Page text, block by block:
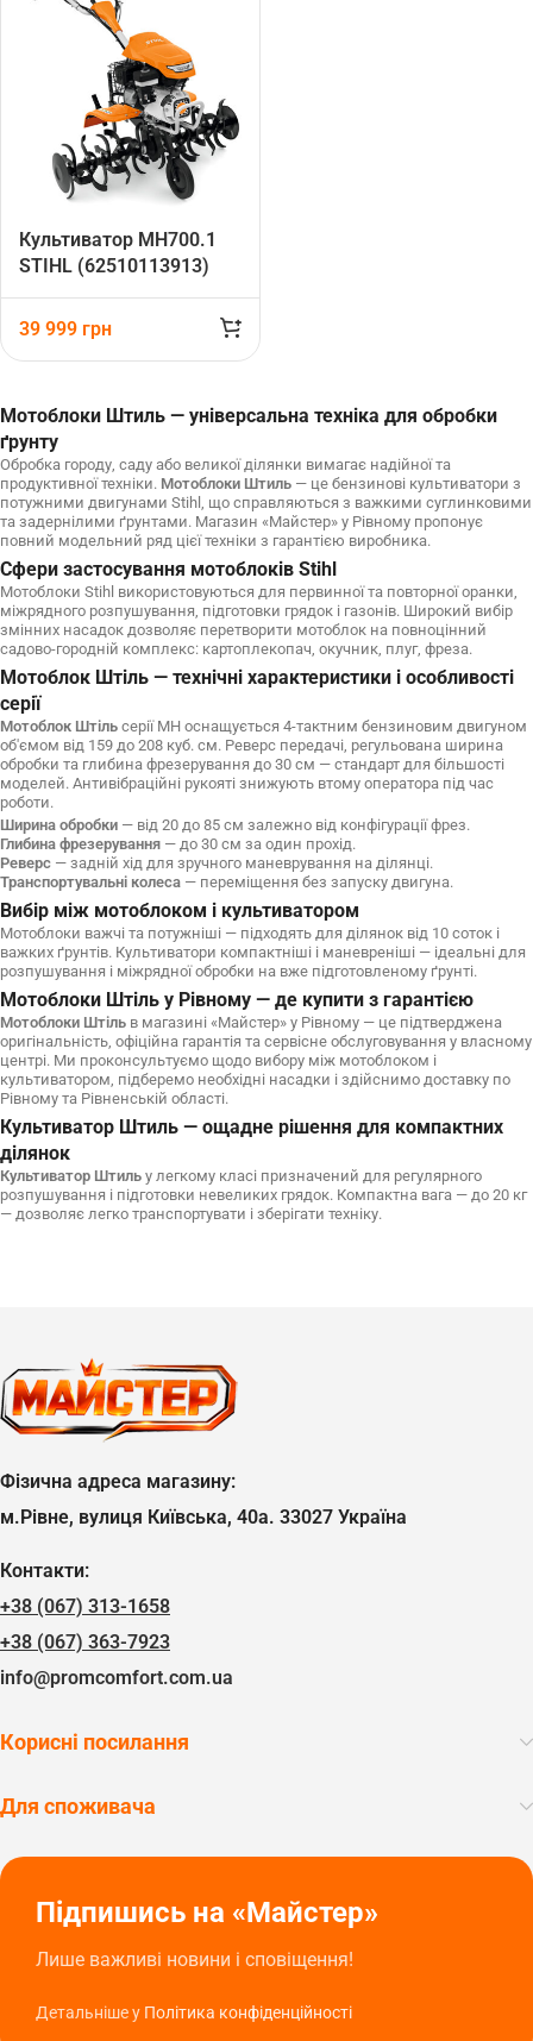
Культиватор MH700.1
STIHL (62510113913)
39 999 грн
Мотоблоки Штиль — універсальна техніка для обробки
ґрунту
Обробка городу, саду або великої ділянки вимагає надійної та
продуктивної техніки. Мотоблоки Штиль — це бензинові культиватори з
потужними двигунами Stihl, що справляються з важкими суглинковими
та задернілими ґрунтами. Магазин «Майстер» у Рівному пропонує
повний модельний ряд цієї техніки з гарантією виробника.
Сфери застосування мотоблоків Stihl
Мотоблоки Stihl використовуються для первинної та повторної оранки,
міжрядного розпушування, підготовки грядок і газонів. Широкий вибір
змінних насадок дозволяє перетворити мотоблок на повноцінний
садово-городній комплекс: картоплекопач, окучник, плуг, фреза.
Мотоблок Штіль — технічні характеристики і особливості
серії
Мотоблок Штіль серії MH оснащується 4-тактним бензиновим двигуном
об'ємом від 159 до 208 куб. см. Реверс передачі, регульована ширина
обробки та глибина фрезерування до 30 см — стандарт для більшості
моделей. Антивібраційні рукояті знижують втому оператора під час
роботи.
Ширина обробки — від 20 до 85 см залежно від конфігурації фрез.
Глибина фрезерування — до 30 см за один прохід.
Реверс — задній хід для зручного маневрування на ділянці.
Транспортувальні колеса — переміщення без запуску двигуна.
Вибір між мотоблоком і культиватором
Мотоблоки важчі та потужніші — підходять для ділянок від 10 соток і
важких ґрунтів. Культиватори компактніші і маневреніші — ідеальні для
розпушування і міжрядної обробки на вже підготовленому ґрунті.
Мотоблоки Штіль у Рівному — де купити з гарантією
Мотоблоки Штіль в магазині «Майстер» у Рівному — це підтверджена
оригінальність, офіційна гарантія та сервісне обслуговування у власному
центрі. Ми проконсультуємо щодо вибору між мотоблоком і
культиватором, підберемо необхідні насадки і здійснимо доставку по
Рівному та Рівненській області.
Культиватор Штиль — ощадне рішення для компактних
ділянок
Культиватор Штиль у легкому класі призначений для регулярного
розпушування і підготовки невеликих грядок. Компактна вага — до 20 кг
— дозволяє легко транспортувати і зберігати техніку.
Фізична адреса магазину:
м.Рівне, вулиця Київська, 40а. 33027 Україна
Контакти:
+38 (067) 313-1658
+38 (067) 363-7923
info@promcomfort.com.ua
Корисні посилання
Для споживача
Підпишись на «Майстер»
Лише важливі новини і сповіщення!
Детальніше у Політика конфіденційності